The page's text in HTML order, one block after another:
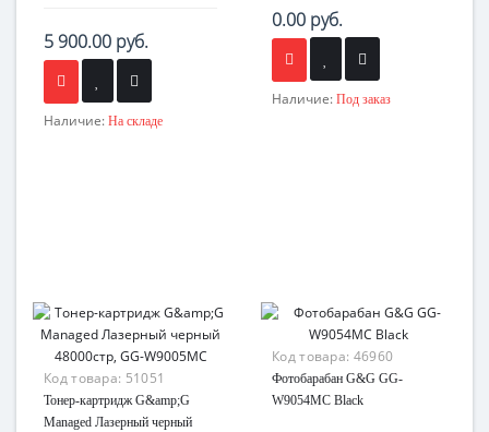
5 900.00 руб.
Наличие: На складе
0.00 руб.
Наличие: Под заказ
Код товара: 51051
Тонер-картридж G&amp;G
Managed Лазерный черный
Код товара: 46960
Фотобарабан G&G GG-
W9054MC Black